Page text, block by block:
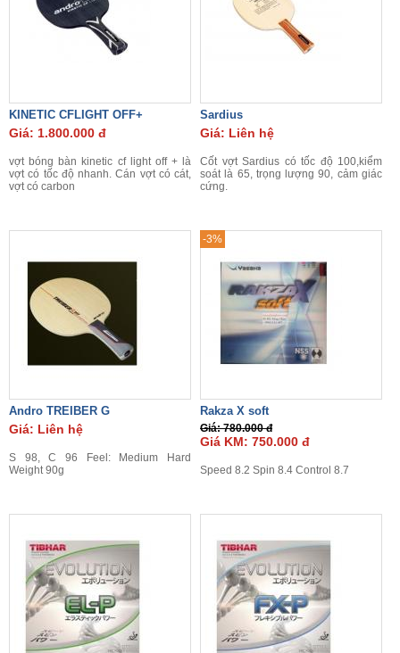
KINETIC CFLIGHT OFF+
Giá: 1.800.000 đ
vợt bóng bàn kinetic cf light off + là
vợt có tốc độ nhanh. Cán vợt có cát,
vợt có carbon
Sardius
Giá: Liên hệ
Cốt vợt Sardius có tốc độ 100,kiểm
soát là 65, trọng lượng 90, cảm giác
cứng.
Andro TREIBER G
Giá: Liên hệ
S 98, C 96 Feel: Medium Hard
Weight 90g
-3%
Rakza X soft
Giá: 780.000 đ
Giá KM: 750.000 đ
Speed 8.2 Spin 8.4 Control 8.7